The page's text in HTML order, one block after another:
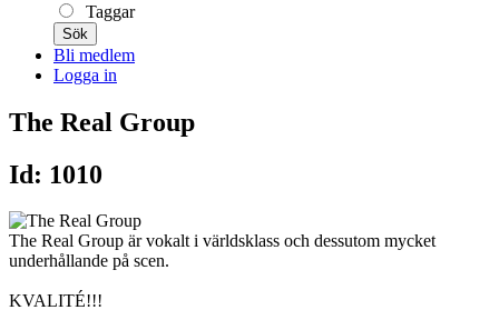
Taggar
Sök
Bli medlem
Logga in
The Real Group
Id: 1010
The Real Group är vokalt i världsklass och dessutom mycket
underhållande på scen.
KVALITÉ!!!